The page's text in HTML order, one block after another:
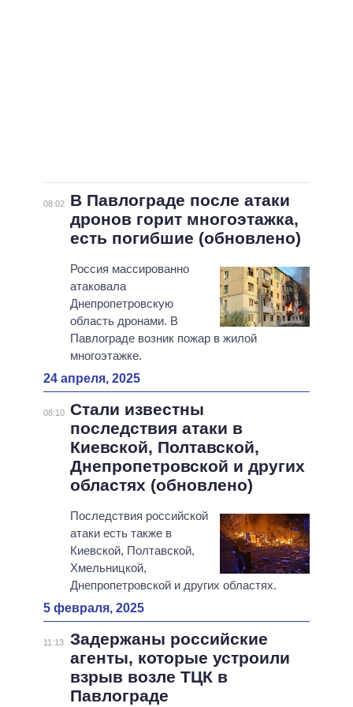
08:02
В Павлограде после атаки
дронов горит многоэтажка,
есть погибшие (обновлено)
Россия массированно
атаковала
Днепропетровскую
область дронами. В
Павлограде возник пожар в жилой
многоэтажке.
24 апреля, 2025
08:10 Стали известны
последствия атаки в
Киевской, Полтавской,
Днепропетровской и других
областях (обновлено)
Последствия российской
атаки есть также в
Киевской, Полтавской,
Хмельницкой,
Днепропетровской и других областях.
5 февраля, 2025
11:13
Задержаны российские
агенты, которые устроили
взрыв возле ТЦК в
Павлограде